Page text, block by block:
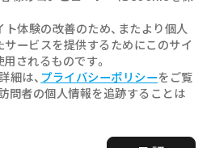
Association /
/ Hiroshima City .
reserved
体験の改善のため、またより個人
ービスを提供するためにこのサイ
されるものです。
は、 プライバシーポリシーをご覧
問者の個人情報を追跡することは